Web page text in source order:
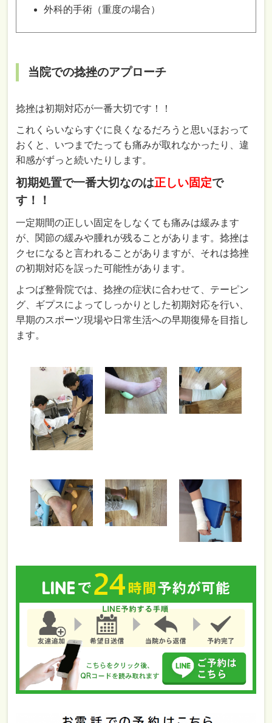
外科的手術（重度の場合）
当院での捻挫のアプローチ
捻挫は初期対応が一番大切です！！
これくらいならすぐに良くなるだろうと思いほおって
おくと、いつまでたっても痛みが取れなかったり、違
和感がずっと続いたりします。
初期処置で一番大切なのは正しい固定で
す！！
一定期間の正しい固定をしなくても痛みは緩みます
が、関節の緩みや腫れが残ることがあります。捻挫は
クセになると言われることがありますが、それは捻挫
の初期対応を誤った可能性があります。
よつば整骨院では、捻挫の症状に合わせて、テーピン
グ、ギプスによってしっかりとした初期対応を行い、
早期のスポーツ現場や日常生活への早期復帰を目指し
ます。